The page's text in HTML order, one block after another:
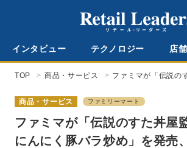
インタビュー テクノロジー 店
TOP 商品・サービス
ファミマが「伝説の
品セールも実施中
商品・サービス ファミリーマート
ファミマが「伝説のすた丼屋
にんにく豚バラ炒め」を発売